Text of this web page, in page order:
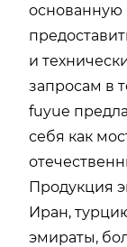
основанную
и
запросам в
fuyue
себя как
Продукция
Иран,
эмираты,